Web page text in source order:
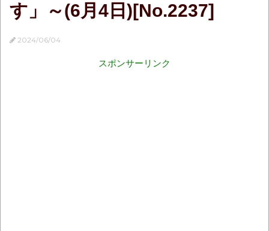
す」～(6月4日)[No.2237]
2024/06/04
スポンサーリンク